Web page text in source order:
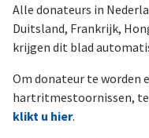
Alle donateurs in
Duitsland, Frankrijk,
krijgen dit blad
Om donateur te worden
hartritmestoornissen,
klikt u hier.